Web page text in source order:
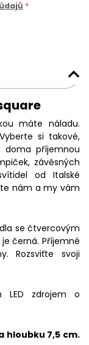
*
máte náladu.
si takové,
příjemnou
závěsných
od Italské
nám a my vám
se čtvercovým
černá. Příjemné
Rozsviťte svoji
LED zdrojem o
hloubku 7,5 cm.